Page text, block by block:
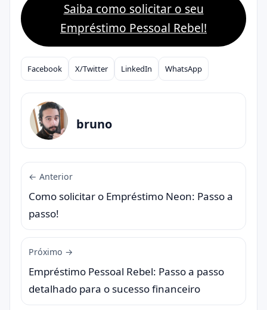
Saiba como solicitar o seu
Empréstimo Pessoal Rebel!
Compartilhar
Facebook X/Twitter LinkedIn WhatsApp
bruno
← Anterior
Como solicitar o Empréstimo Neon: Passo a
passo!
Próximo →
Empréstimo Pessoal Rebel: Passo a passo
detalhado para o sucesso financeiro